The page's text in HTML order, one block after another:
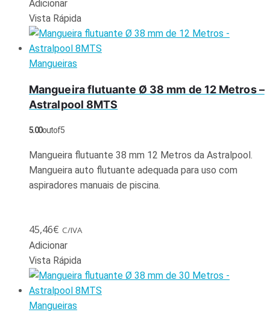
Adicionar
Vista Rápida
Mangueiras
Mangueira flutuante Ø 38 mm de 12 Metros –
Astralpool 8MTS
5.00out of 5
Mangueira flutuante 38 mm 12 Metros da Astralpool.
Mangueira auto flutuante adequada para uso com
aspiradores manuais de piscina.
45,46€ C/IVA
Adicionar
Vista Rápida
Mangueiras